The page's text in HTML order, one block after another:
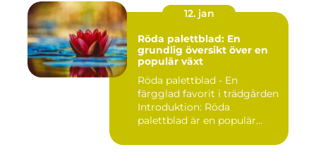
12. jan
Röda palettblad: En
grundlig översikt över en
populär växt
Röda palettblad - En
färgglad favorit i trädgården
Introduktion: Röda
palettblad är en populär